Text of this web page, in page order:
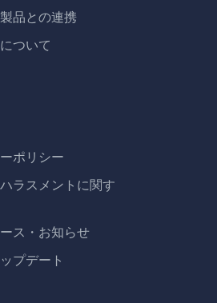
品との連携
ついて
ポリシー
ラスメントに関す
ス・お知らせ
プデート